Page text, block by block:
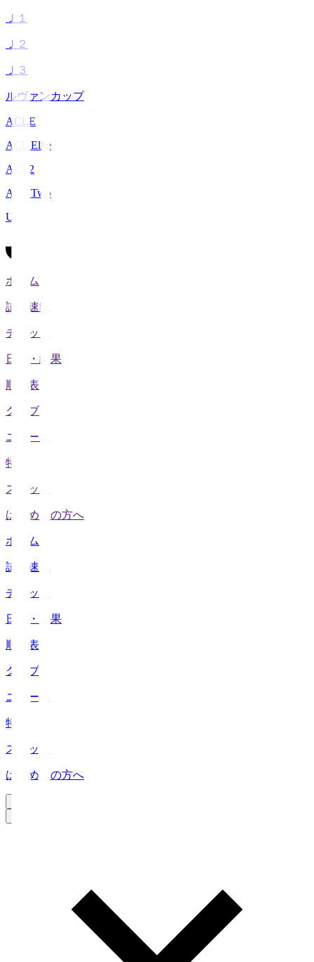
Ｊ１
Ｊ２
Ｊ３
ルヴァンカップ
ACLE
ACL Elite
ACL2
ACL Two
U-21
ホーム
試合速報
チケット
日程・結果
順位表
クラブ
ニュース
特集
スタッツ
はじめての方へ
ホーム
試合速報
チケット
日程・結果
順位表
クラブ
ニュース
特集
スタッツ
はじめての方へ